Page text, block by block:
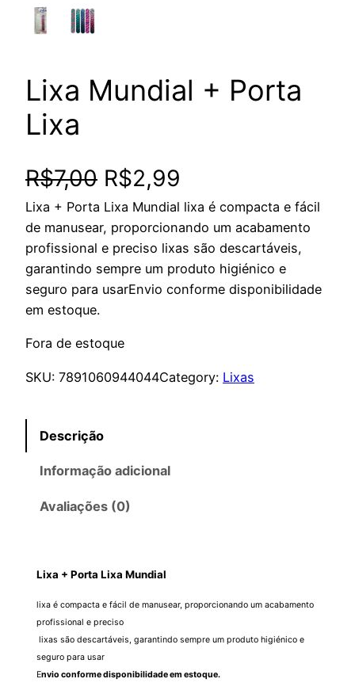
Lixa Mundial + Porta
Lixa
R$7,00 O
p
r
e
o
o
i
g
n
a
l
e
R$2,99
p
r
e
a
:
R
$
Lixa + Porta Lixa Mundial lixa é compacta e fácil
de manusear, proporcionando um acabamento
profissional e preciso lixas são descartáveis,
garantindo sempre um produto higiénico e
seguro para usarEnvio conforme disponibilidade
em estoque.
Fora de estoque
SKU: 7891060944044Category: Lixas
Descrição
Informação adicional
Avaliações (0)
Lixa + Porta Lixa Mundial
lixa é compacta e fácil de manusear, proporcionando um acabamento
profissional e preciso
lixas são descartáveis, garantindo sempre um produto higiénico e
seguro para usar
Envio conforme disponibilidade em estoque.